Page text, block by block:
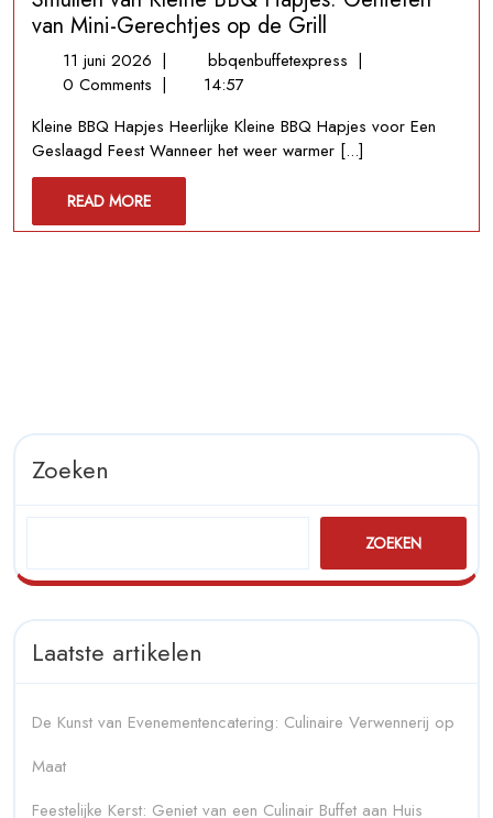
van Mini-Gerechtjes op de Grill
11 juni 2026 11
juni
| bbqenbuffetexpress Smullen
BBQ
Hapjes:
Mini-
|
0 Comments |
14:57
Kleine BBQ Hapjes Heerlijke Kleine BBQ Hapjes voor Een
Geslaagd Feest Wanneer het weer warmer [...]
READ MOREREAD
MORE
Zoeken
ZOEKEN
Laatste artikelen
De Kunst van Evenementencatering: Culinaire Verwennerij op
Maat
Feestelijke Kerst: Geniet van een Culinair Buffet aan Huis